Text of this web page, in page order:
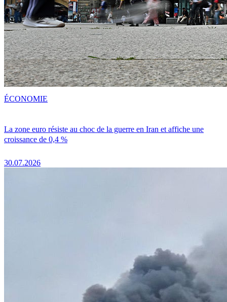
La zone euro résiste au choc de la guerre en Iran et affiche une
croissance de 0,4 %
30.07.2026
ÉCONOMIE